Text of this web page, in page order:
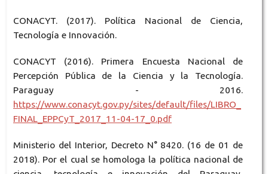
CONACYT. (2017). Política Nacional de Ciencia,
Tecnología e Innovación.
CONACYT (2016). Primera Encuesta Nacional de
Percepción Pública de la Ciencia y la Tecnología.
Paraguay - 2016.
https://www.conacyt.gov.py/sites/default/files/LIBRO_
FINAL_EPPCyT_2017_11-04-17_0.pdf
Ministerio del Interior, Decreto N° 8420. (16 de 01 de
2018). Por el cual se homologa la política nacional de